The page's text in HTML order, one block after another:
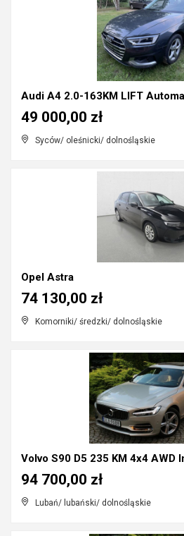
Syców/ oleśnicki/ dolnośląskie
49 000,00 zł
Opel Astra
Komorniki/ średzki/ dolnośląskie
74 130,00 zł
Lubań/ lubański/ dolnośląskie
94 700,00 zł